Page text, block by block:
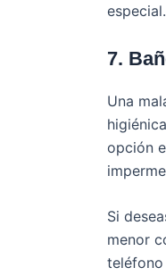
especial.
7.
Una
opción
Si
menor
teléfono